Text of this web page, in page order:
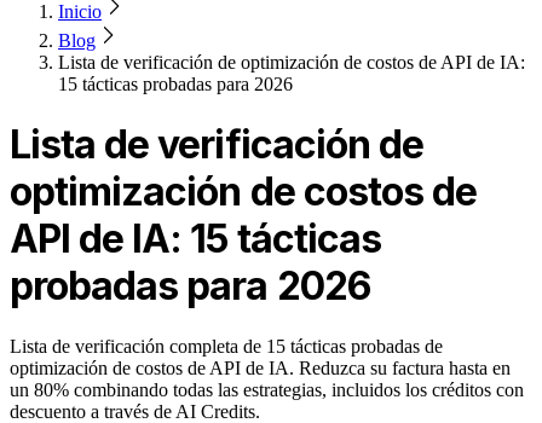
Inicio
Blog
Lista de verificación de optimización de costos de API de IA:
15 tácticas probadas para 2026
Lista de verificación de
optimización de costos de
API de IA: 15 tácticas
probadas para 2026
Lista de verificación completa de 15 tácticas probadas de
optimización de costos de API de IA. Reduzca su factura hasta en
un 80% combinando todas las estrategias, incluidos los créditos con
descuento a través de AI Credits.